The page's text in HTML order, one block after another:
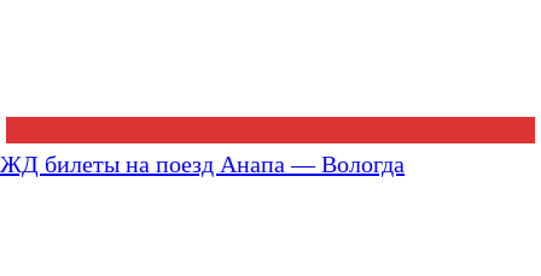
ЖД билеты на поезд Анапа — Вологда